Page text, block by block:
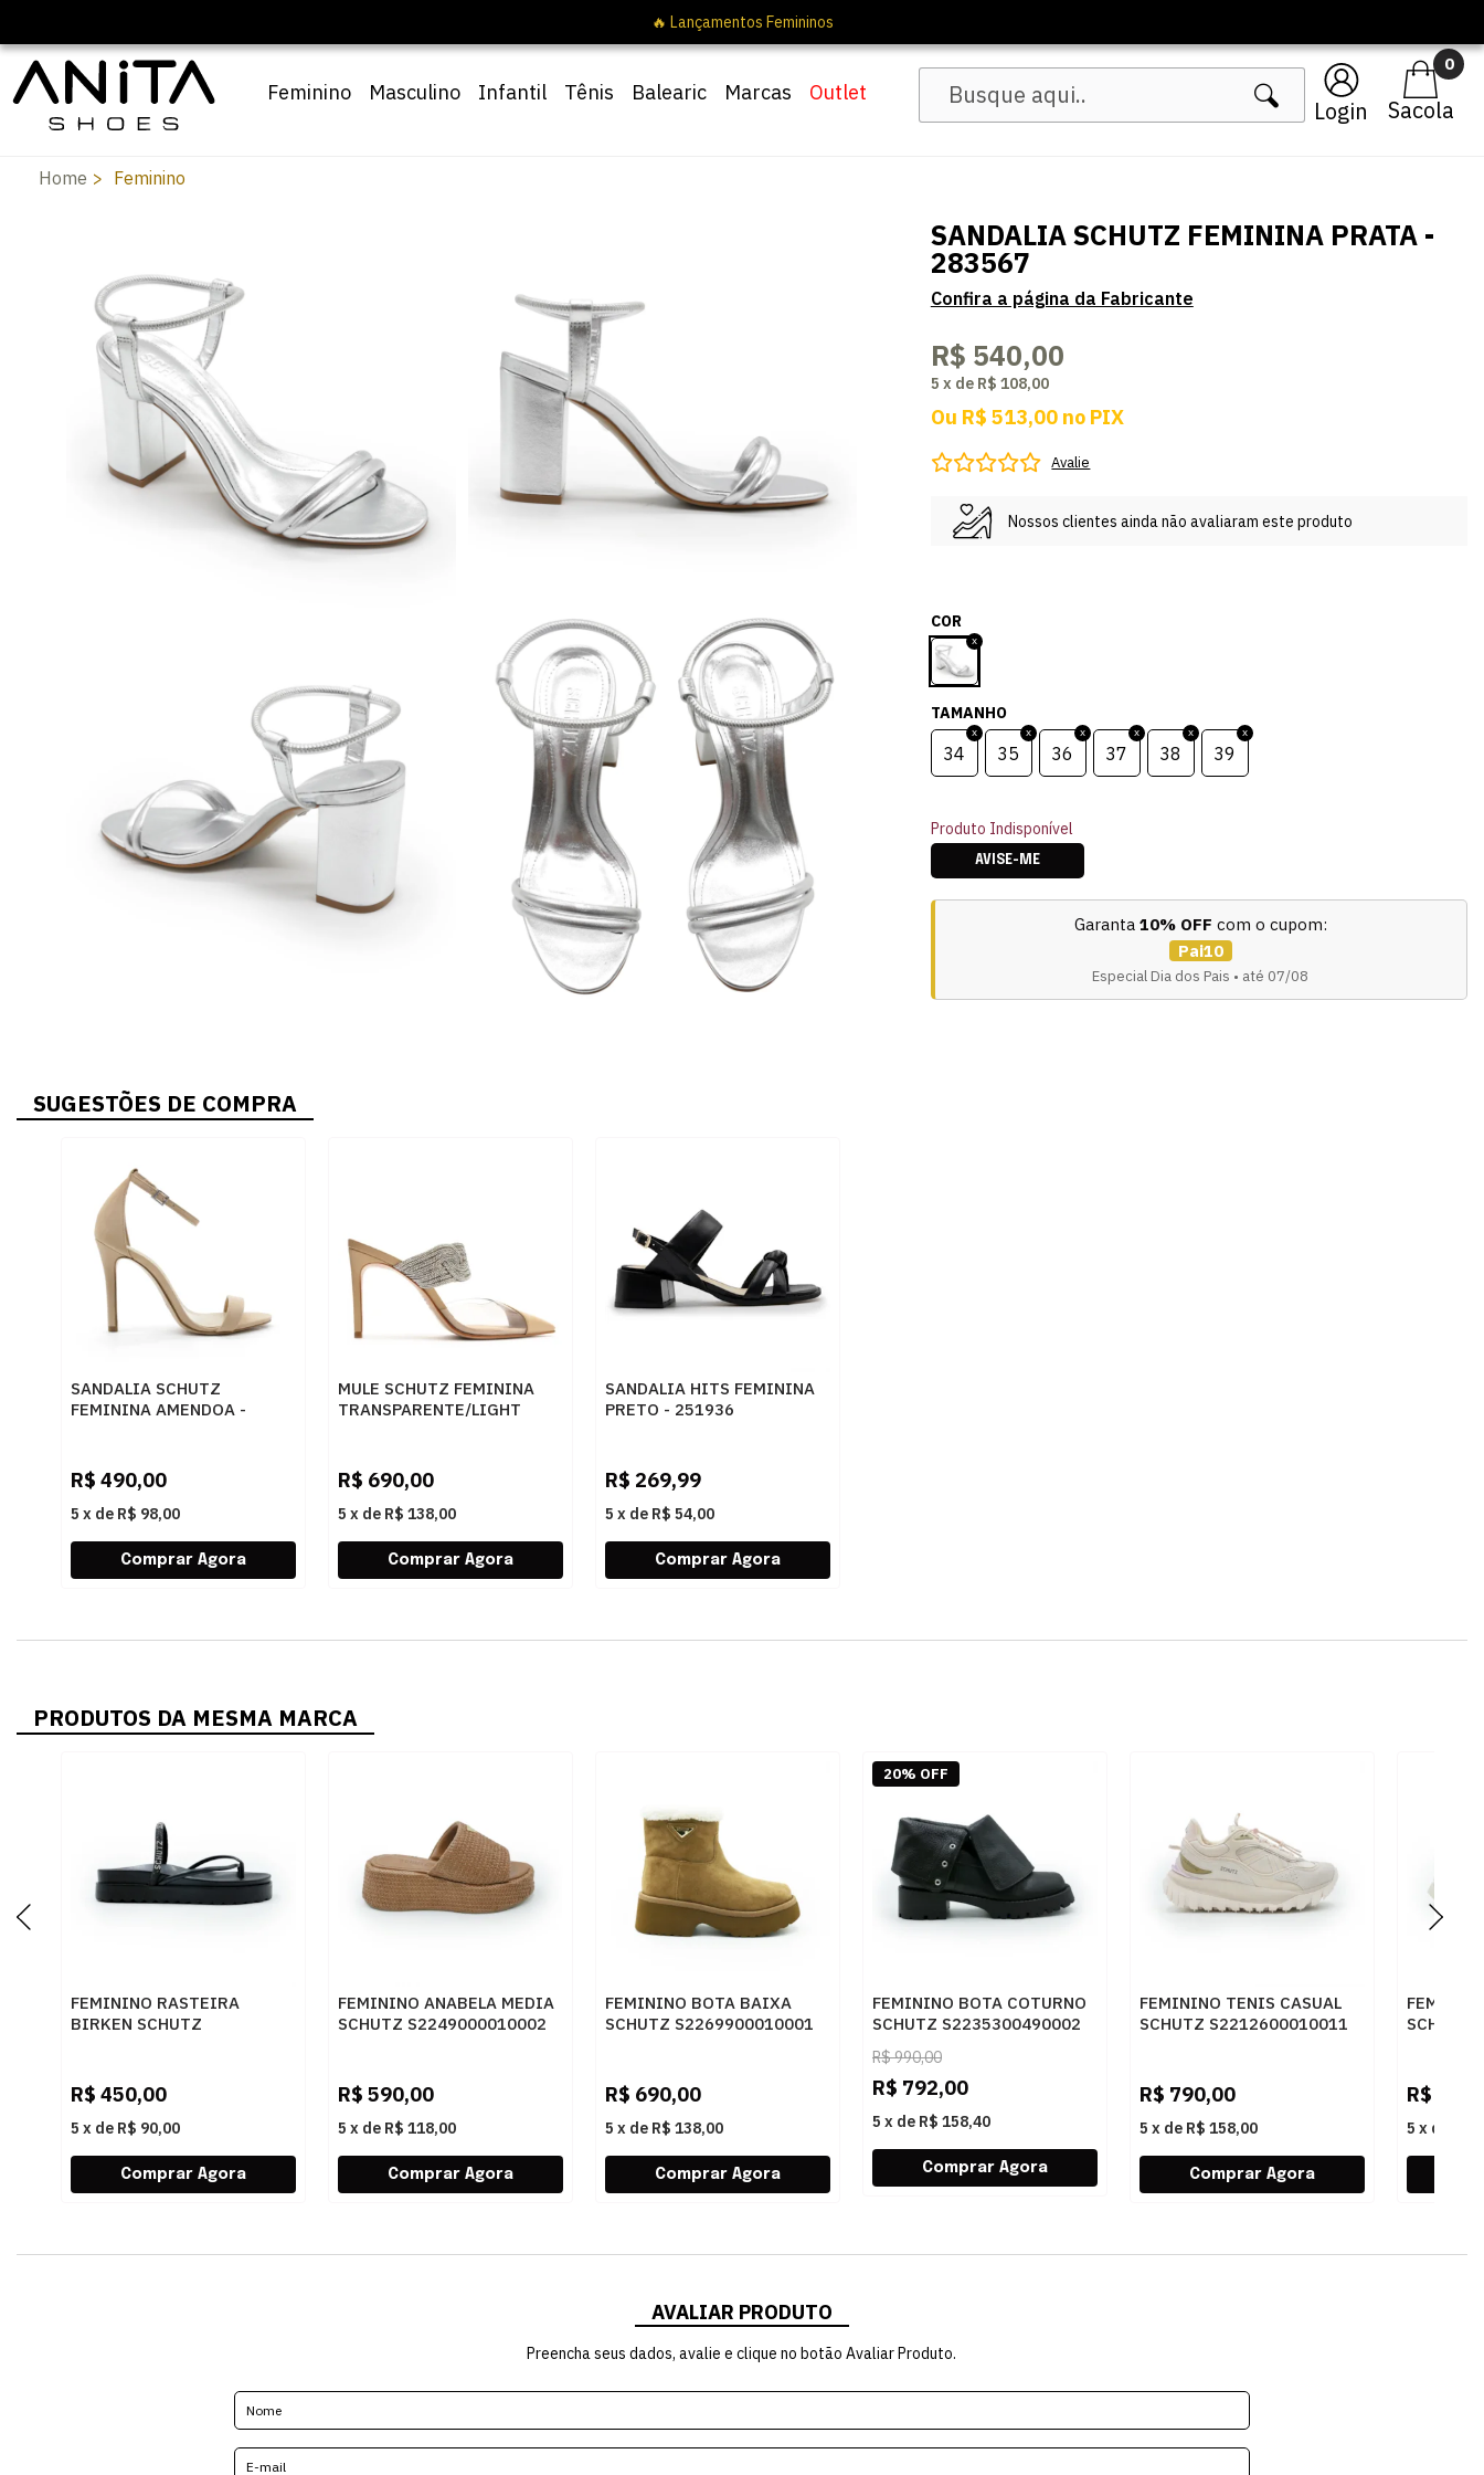
Login
0
Feminino Masculino Infantil Tênis Balearic Marcas Outlet
🔥 Lançamentos Femininos
Home Feminino
SANDALIA SCHUTZ FEMININA PRATA -
283567
R$ 540,00
5 x de R$ 108,00
Ou R$ 513,00 no PIX
Avalie
Nossos clientes ainda não avaliaram este produto
COR
TAMANHO
34 35 36 37 38 39
Produto Indisponível
AVISE-ME
Garanta 10% OFF com o cupom:
Pai10
Especial Dia dos Pais • até 07/08
SUGESTÕES DE COMPRA
SANDALIA SCHUTZ
FEMININA AMENDOA -
R$ 490,00
5 x de R$ 98,00
MULE SCHUTZ FEMININA
TRANSPARENTE/LIGHT
R$ 690,00
5 x de R$ 138,00
SANDALIA HITS FEMININA
PRETO - 251936
R$ 269,99
5 x de R$ 54,00
PRODUTOS DA MESMA MARCA
FEMININO RASTEIRA
BIRKEN SCHUTZ
R$ 450,00
5 x de R$ 90,00
FEMININO ANABELA MEDIA
SCHUTZ S2249000010002
R$ 590,00
5 x de R$ 118,00
FEMININO BOTA BAIXA
SCHUTZ S2269900010001
R$ 690,00
5 x de R$ 138,00
FEMININO BOTA COTURNO
SCHUTZ S2235300490002
BLACK/BLACK
R$990,00
R$ 792,00
5 x de R$ 158,40
20% OFF
FEMININO TENIS CASUAL
SCHUTZ S2212600010011
R$ 790,00
5 x de R$ 158,00
SCHUTZ
R$
5 x de
AVALIAR PRODUTO
Preencha seus dados, avalie e clique no botão Avaliar Produto.